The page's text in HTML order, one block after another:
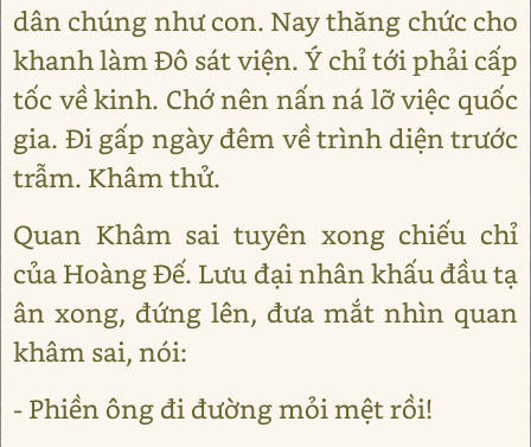
dân chúng như con. Nay thăng chức cho
khanh làm Đô sát viện. Ý chỉ tới phải cấp
tốc về kinh. Chớ nên nấn ná lỡ việc quốc
gia. Đi gấp ngày đêm về trình diện trước
trẫm. Khâm thử.
Quan Khâm sai tuyên xong chiếu chỉ
của Hoàng Đế. Lưu đại nhân khấu đầu tạ
ân xong, đứng lên, đưa mắt nhìn quan
khâm sai, nói:
- Phiền ông đi đường mỏi mệt rồi!